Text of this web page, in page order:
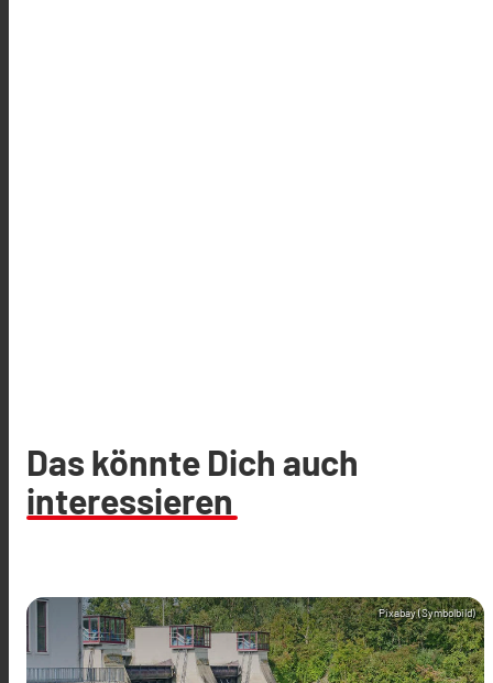
Das könnte Dich auch
interessieren
Pixabay (Symbolbild)